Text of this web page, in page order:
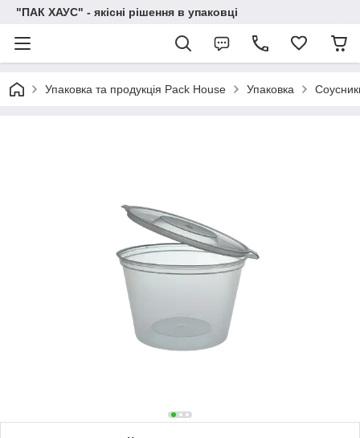
"ПАК ХАУС" - якісні рішення в упаковці
Упаковка та продукція Pack House Упаковка